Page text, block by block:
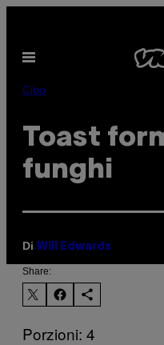
contenuto
Apri
Cibo
Toast
funghi
Di Will Edwards
Share:
Porzioni: 4